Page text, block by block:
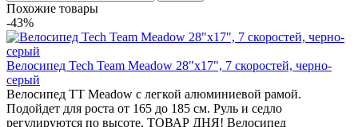
Похожие товары
-43%
Велосипед Tech Team Meadow 28"х17", 7 скоростей, черно-
серый
Велосипед TT Meadow с легкой алюминиевой рамой.
Подойдет для роста от 165 до 185 см. Руль и седло
регулируются по высоте. ТОВАР ДНЯ! Велосипед